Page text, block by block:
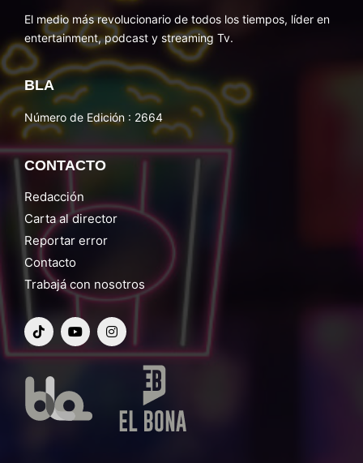
El medio más revolucionario de todos los tiempos, líder en
entertainment, podcast y streaming Tv.
BLA
Número de Edición : 2664
CONTACTO
Redacción
Carta al director
Reportar error
Contacto
Trabajá con nosotros